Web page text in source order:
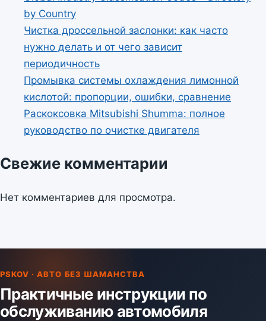
by Country
Чистка дроссельной заслонки: как часто
нужно делать и от чего зависит
периодичность
Промывка системы охлаждения лимонной
кислотой: пропорции, ошибки, сравнение
Раскоксовка Mitsubishi Shumma: полное
руководство по очистке двигателя
Свежие комментарии
Нет комментариев для просмотра.
PSKOV · АВТО БЕЗ ШАМАНСТВА
Практичные инструкции по
обслуживанию автомобиля